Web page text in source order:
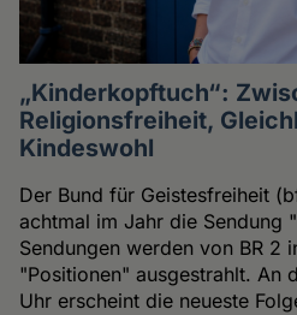
„Kinderkopftuch“:
Religionsfreiheit,
Kindeswohl
Der Bund für Geistesfreiheit
achtmal im Jahr die Sendung
Sendungen werden von BR 2
"Positionen" ausgestrahlt. An
Uhr erscheint die neueste